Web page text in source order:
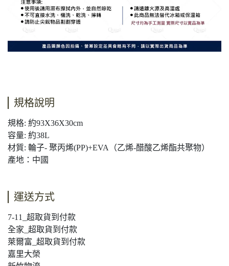
規格說明
規格: 約93X36X30cm
容量: 約38L
材質: 輪子- 聚丙烯(PP)+EVA（乙烯-醋酸乙烯酯共聚物）
產地：中國
運送方式
7-11_超取貨到付款
全家_超取貨到付款
萊爾富_超取貨到付款
嘉里大榮